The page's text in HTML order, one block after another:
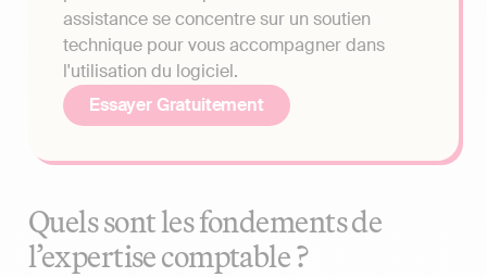
assistance se concentre sur un soutien
technique pour vous accompagner dans
l'utilisation du logiciel.
Essayer Gratuitement
Quels sont les fondements de
l’expertise comptable ?